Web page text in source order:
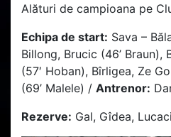
Alături de campioana pe
Echipa de start: Sava –
Billong, Brucic (46’ Braun),
(57′ Hoban), Bîrligea, Ze
(69’ Malele) / Antrenor:
Rezerve: Gal, Gîdea,